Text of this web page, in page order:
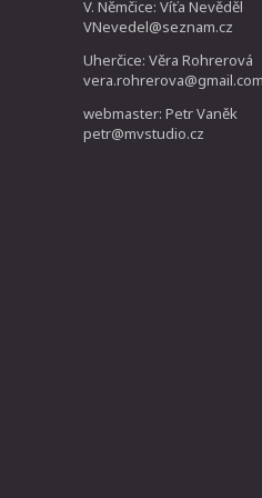
V. Němčice: Víťa Nevěděl
VNevedel@seznam.cz
Uherčice: Věra Rohrerová
webmaster: Petr Vaněk
petr@mvstudio.cz